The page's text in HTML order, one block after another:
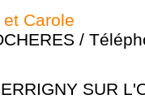
Carole
/
SUR